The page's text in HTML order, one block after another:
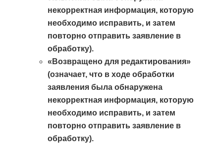
некорректная информация, которую
необходимо исправить, и затем
повторно отправить заявление в
обработку).
«Возвращено для редактирования»
(означает, что в ходе обработки
заявления была обнаружена
некорректная информация, которую
необходимо исправить, и затем
повторно отправить заявление в
обработку).